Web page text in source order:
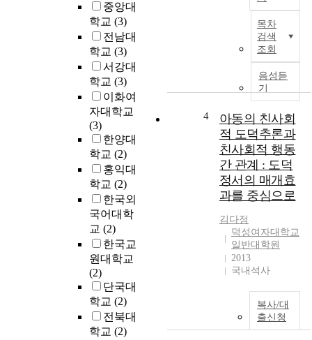
중앙대
학교 (3)
전남대
학교 (3)
서강대
학교 (3)
이화여
자대학교
(3)
한양대
학교 (2)
홍익대
학교 (2)
한국외
국어대학
교 (2)
한국교
원대학교
(2)
단국대
학교 (2)
전북대
학교 (2)
i
g
목차
검색
조회
음성듣
기
4
아동의 친사회
적 도덕추론과
친사회적 행동
간 관계 : 도덕
정서의 매개효
과를 중심으로
김다정
덕성여자대학교
일반대학원
2013
국내석사
복사/대
출신청